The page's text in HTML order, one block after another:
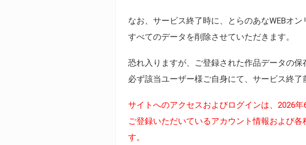
なお、サービス終了時に、とらのあなWEBオ
すべてのデータを削除させていただきます。
恐れ入りますが、ご登録された作品データの
必ず該当ユーザー様ご自身にて、サービス終
サイトへのアクセスおよびログインは、2026
ご登録いただいているアカウント情報および
す。